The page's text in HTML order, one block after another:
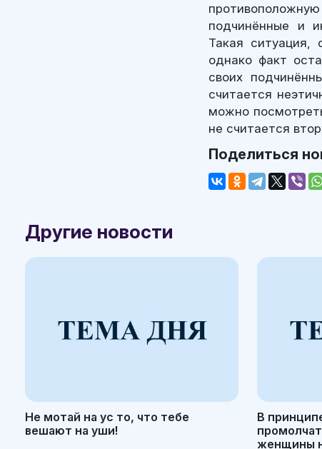
подчинённые и
Такая ситуация,
однако факт
своих
считается
можно
не считается
Поделиться
Другие новости
Не мотай на ус то, что тебе
вешают на уши!
В
женщины